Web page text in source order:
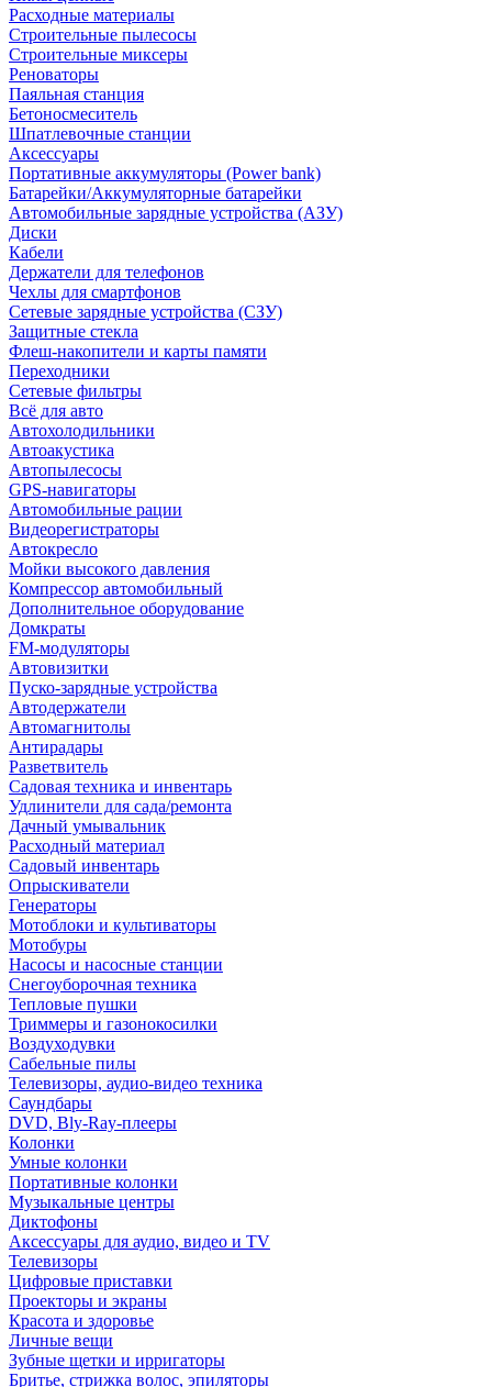
Расходные материалы
Строительные пылесосы
Строительные миксеры
Реноваторы
Паяльная станция
Бетоносмеситель
Шпатлевочные станции
Аксессуары
Портативные аккумуляторы (Power bank)
Батарейки/Аккумуляторные батарейки
Автомобильные зарядные устройства (АЗУ)
Диски
Кабели
Держатели для телефонов
Чехлы для смартфонов
Сетевые зарядные устройства (СЗУ)
Защитные стекла
Флеш-накопители и карты памяти
Переходники
Сетевые фильтры
Всё для авто
Автохолодильники
Автоакустика
Автопылесосы
GPS-навигаторы
Автомобильные рации
Видеорегистраторы
Автокресло
Мойки высокого давления
Компрессор автомобильный
Дополнительное оборудование
Домкраты
FM-модуляторы
Автовизитки
Пуско-зарядные устройства
Автодержатели
Автомагнитолы
Антирадары
Разветвитель
Садовая техника и инвентарь
Удлинители для сада/ремонта
Дачный умывальник
Расходный материал
Садовый инвентарь
Опрыскиватели
Генераторы
Мотоблоки и культиваторы
Мотобуры
Насосы и насосные станции
Снегоуборочная техника
Тепловые пушки
Триммеры и газонокосилки
Воздуходувки
Сабельные пилы
Телевизоры, аудио-видео техника
Саундбары
DVD, Bly-Ray-плееры
Колонки
Умные колонки
Портативные колонки
Музыкальные центры
Диктофоны
Аксессуары для аудио, видео и TV
Телевизоры
Цифровые приставки
Проекторы и экраны
Красота и здоровье
Личные вещи
Зубные щетки и ирригаторы
Бритье, стрижка волос, эпиляторы